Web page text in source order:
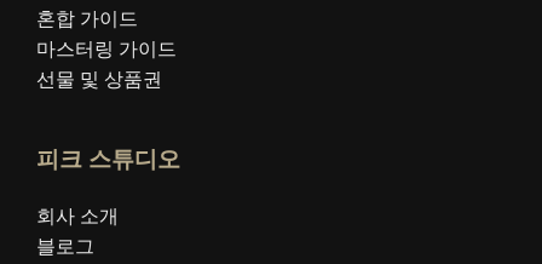
혼합 가이드
마스터링 가이드
선물 및 상품권
피크 스튜디오
회사 소개
블로그